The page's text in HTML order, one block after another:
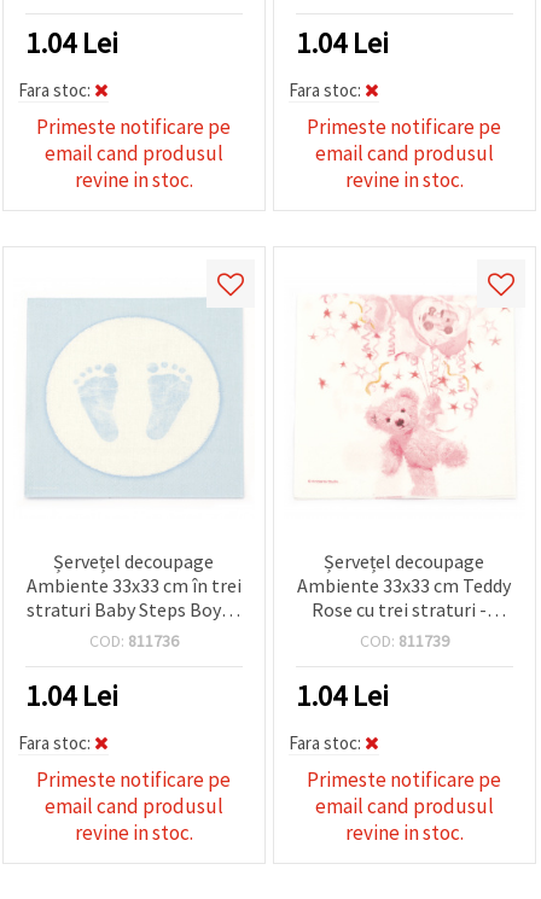
1.04Lei
Fara stoc:
Primeste notificare pe
email cand produsul
revine in stoc.
1.04Lei
Fara stoc:
Primeste notificare pe
email cand produsul
revine in stoc.
Șervețel decoupage
Ambiente 33x33 cm în trei
straturi Baby Steps Boy -1
bucată
COD: 811736
1.04Lei
Fara stoc:
Primeste notificare pe
email cand produsul
revine in stoc.
Șervețel decoupage
Ambiente 33x33 cm Teddy
Rose cu trei straturi -1
bucată
COD: 811739
1.04Lei
Fara stoc:
Primeste notificare pe
email cand produsul
revine in stoc.